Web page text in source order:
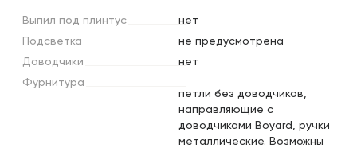
Выпил под плинтус
нет
Подсветка
не предусмотрена
Доводчики
нет
Фурнитура
петли без доводчиков,
направляющие с
доводчиками Boyard, ручки
металлические. Возможны